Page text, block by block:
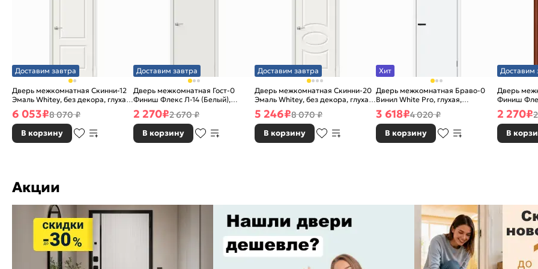
Доставим завтра
Дверь межкомнатная Скинни-12
Эмаль Whitey, без декора, глухая,
без стекла, без кромки, скиновая
6 053₽8 070 ₽
В корзину
Доставим завтра
Дверь межкомнатная Гост-0
Финиш Флекс Л-14 (Белый),
глухая, каркасно-щитовая
2 270₽2 670 ₽
В корзину
Доставим завтра
Дверь межкомнатная Скинни-20
Эмаль Whitey, без декора, глухая,
без стекла, без кромки, скиновая
5 246₽8 070 ₽
В корзину
Хит
Дверь межкомнатная Браво-0
Винил White Pro, глухая,
каркасно-щитовая
3 618₽4 020 ₽
В корзину
Доставим
Дверь
Финиш
Л-11
каркасно-
2 270₽
В
Акции